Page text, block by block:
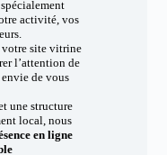
activité, vos
votre site vitrine
l’attention de
de vous
une structure
local, nous
en ligne